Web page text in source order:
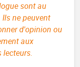
sont au
Ils ne peuvent
d'opinion ou
aux